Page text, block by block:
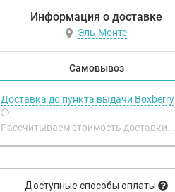
Информация о доставке
Эль-Монте
Самовывоз
Доставка до пункта выдачи Boxberry
Рассчитываем стоимость доставки...
Доступные способы оплаты